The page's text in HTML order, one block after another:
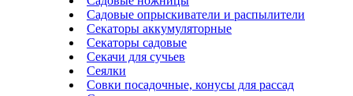
Садовые опрыскиватели и распылители
Секаторы аккумуляторные
Секаторы садовые
Секачи для сучьев
Сеялки
Совки посадочные, конусы для рассад